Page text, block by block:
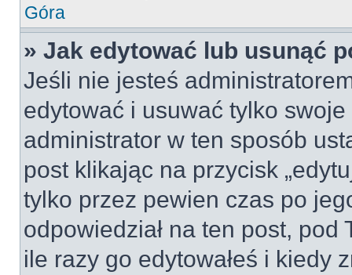
Góra
» Jak edytować lub usunąć
Jeśli nie jesteś
edytować i usuwać tylko
administrator w ten sposób
post klikając na przycisk
tylko przez pewien czas po
odpowiedział na ten post,
ile razy go edytowałeś i kiedy